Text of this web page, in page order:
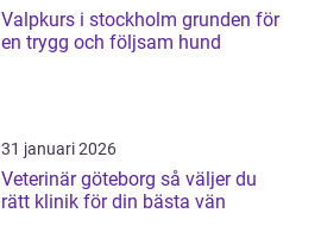
Valpkurs i stockholm grunden för
en trygg och följsam hund
31 januari 2026
Veterinär göteborg så väljer du
rätt klinik för din bästa vän